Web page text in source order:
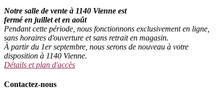
Notre salle de vente à 1140 Vienne est
fermé en juillet et en août
Pendant cette période, nous fonctionnons exclusivement en ligne,
sans horaires d'ouverture et sans retrait en magasin.
À partir du 1er septembre, nous serons de nouveau à votre
disposition à 1140 Vienne.
Détails et plan d'accès
Contactez-nous